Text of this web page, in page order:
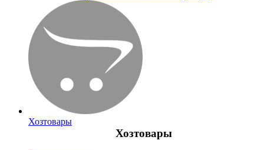
Хозтовары
Хозтовары